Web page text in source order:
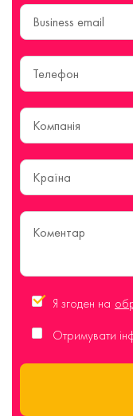
Країна
Я згоден на
Отримувати